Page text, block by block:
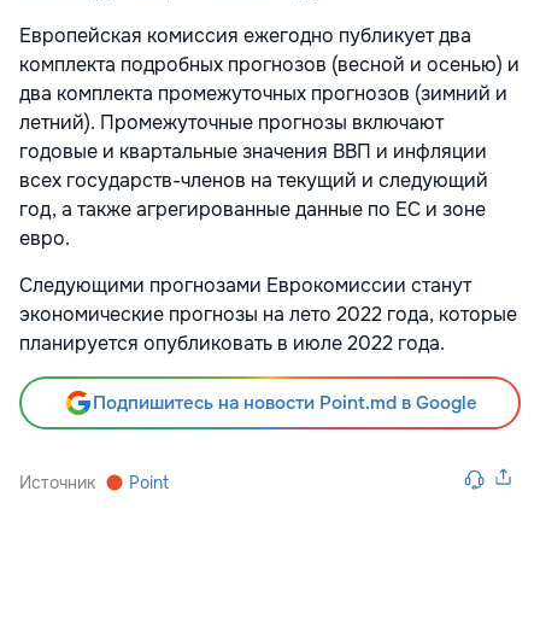
Европейская комиссия ежегодно публикует два
комплекта подробных прогнозов (весной и осенью) и
два комплекта промежуточных прогнозов (зимний и
летний). Промежуточные прогнозы включают
годовые и квартальные значения ВВП и инфляции
всех государств-членов на текущий и следующий
год, а также агрегированные данные по ЕС и зоне
евро.
Следующими прогнозами Еврокомиссии станут
экономические прогнозы на лето 2022 года, которые
планируется опубликовать в июле 2022 года.
Подпишитесь на новости Point.md в Google
Источник Point